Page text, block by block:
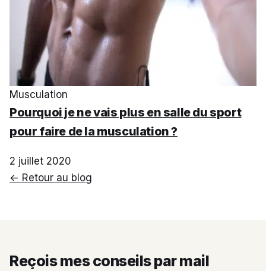
Musculation
Pourquoi je ne vais plus en salle du sport
pour faire de la musculation ?
2 juillet 2020
← Retour au blog
Reçois mes conseils par mail